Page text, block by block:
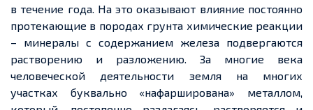
в течение года. На это оказывают влияние постоянно
протекающие в породах грунта химические реакции
– минералы с содержанием железа подвергаются
растворению и разложению. За многие века
человеческой деятельности земля на многих
участках буквально «нафарширована» металлом,